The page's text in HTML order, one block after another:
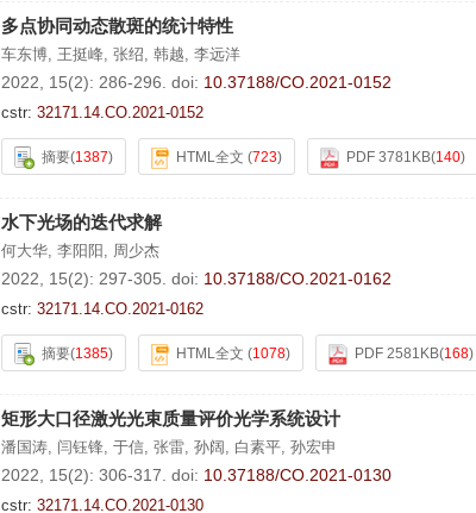
多点协同动态散斑的统计特性
车东博 王挺峰 张绍 韩越 李远洋
2022, 15(2): 286-296. doi: 10.37188/CO.2021-0152
cstr: 32171.14.CO.2021-0152
摘要(1387) HTML全文 (723) PDF 3781KB(140)
水下光场的迭代求解
何大华 李阳阳 周少杰
2022, 15(2): 297-305. doi: 10.37188/CO.2021-0162
cstr: 32171.14.CO.2021-0162
摘要(1385) HTML全文 (1078) PDF 2581KB(168)
矩形大口径激光光束质量评价光学系统设计
潘国涛 闫钰锋 于信 张雷 孙阔 白素平 孙宏申
2022, 15(2): 306-317. doi: 10.37188/CO.2021-0130
cstr: 32171.14.CO.2021-0130